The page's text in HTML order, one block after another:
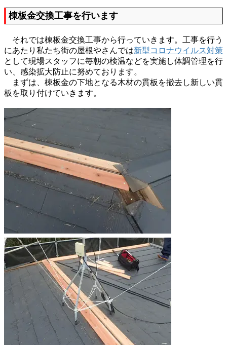
棟板金交換工事を行います
それでは棟板金交換工事から行っていきます。工事を行う
にあたり私たち街の屋根やさんでは新型コロナウイルス対策
として現場スタッフに毎朝の検温などを実施し体調管理を行
い、感染拡大防止に努めております。
まずは、棟板金の下地となる木材の貫板を撤去し新しい貫
板を取り付けていきます。